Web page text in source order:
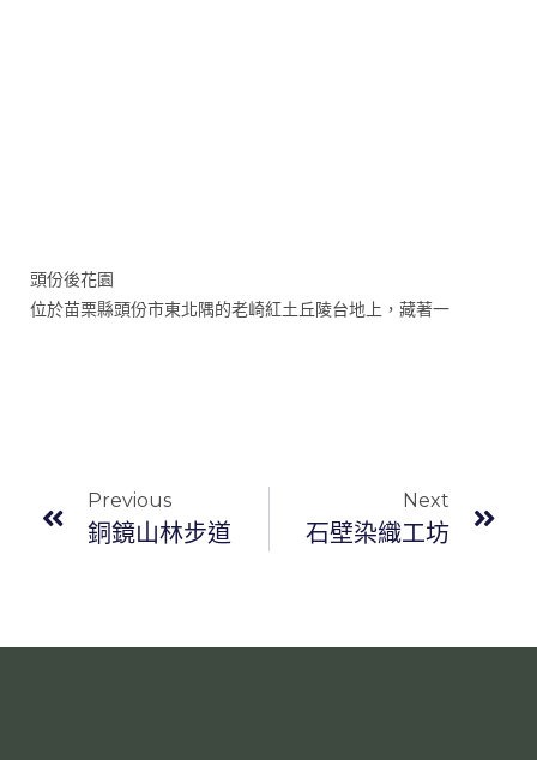
頭份後花園
位於苗栗縣頭份市東北隅的老崎紅土丘陵台地上，藏著一
Previous
銅鏡山林步道
Next
石壁染織工坊